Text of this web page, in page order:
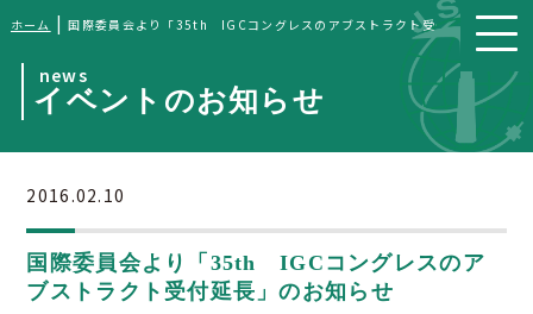
ホーム |国際委員会より「35th IGCコングレスのアブストラクト受付延長」のお知
news
イベントのお知らせ
2016.02.10
国際委員会より「35th IGCコングレスのア
ブストラクト受付延長」のお知らせ